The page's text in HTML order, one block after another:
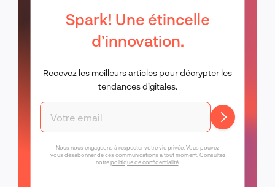
Spark! Une étincelle
d’innovation.
Recevez les meilleurs articles pour décrypter les
tendances digitales.
Nous nous engageons à respecter votre vie privée. Vous pouvez
vous désabonner de ces communications à tout moment. Consultez
notrepolitique de confidentialité.